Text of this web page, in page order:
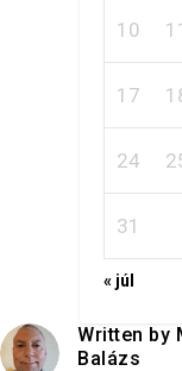
10
17
24
31
« júl
Written by
Balázs